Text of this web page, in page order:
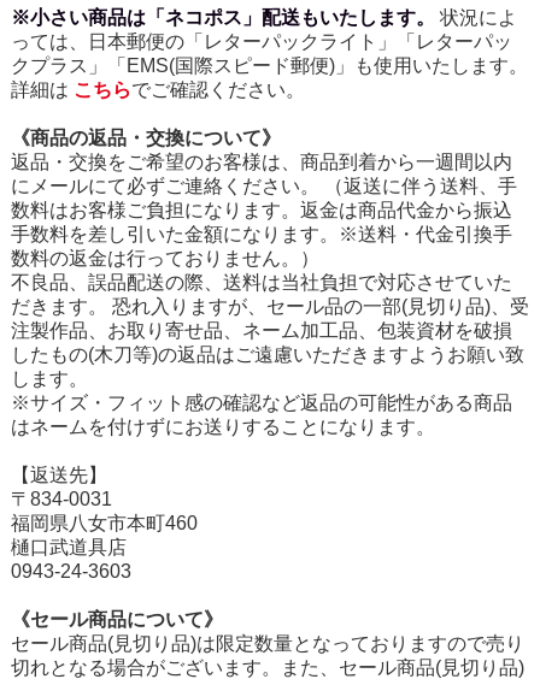
※小さい商品は「ネコポス」配送もいたします。
状況によ
っては、日本郵便の「レターパックライト」「レターパッ
クプラス」「EMS(国際スピード郵便)」も使用いたします。
詳細は こちらでご確認ください。
《商品の返品・交換について》
返品・交換をご希望のお客様は、商品到着から一週間以内
にメールにて必ずご連絡ください。 （返送に伴う送料、手
数料はお客様ご負担になります。返金は商品代金から振込
手数料を差し引いた金額になります。※送料・代金引換手
数料の返金は行っておりません。）
不良品、誤品配送の際、送料は当社負担で対応させていた
だきます。 恐れ入りますが、セール品の一部(見切り品)、受
注製作品、お取り寄せ品、ネーム加工品、包装資材を破損
したもの(木刀等)の返品はご遠慮いただきますようお願い致
します。
※サイズ・フィット感の確認など返品の可能性がある商品
はネームを付けずにお送りすることになります。
【返送先】
〒834-0031
福岡県八女市本町460
樋口武道具店
0943-24-3603
《セール商品について》
セール商品(見切り品)は限定数量となっておりますので売り
切れとなる場合がございます。また、セール商品(見切り品)